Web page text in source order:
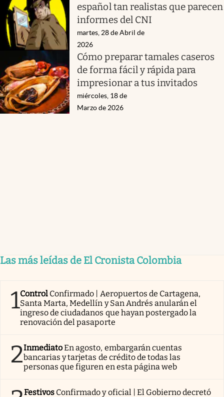
español tan realistas que parecen
informes del CNI
martes, 28 de Abril de
2026
Cómo preparar tamales caseros
de forma fácil y rápida para
impresionar a tus invitados
miércoles, 18 de
Marzo de 2026
Las más leídas de El Cronista Colombia
1Control Confirmado | Aeropuertos de Cartagena,
Santa Marta, Medellín y San Andrés anularán el
ingreso de ciudadanos que hayan postergado la
renovación del pasaporte
2InmediatoEn agosto, embargarán cuentas
bancarias y tarjetas de crédito de todas las
personas que figuren en esta página web
Festivos Confirmado y oficial | El Gobierno decretó